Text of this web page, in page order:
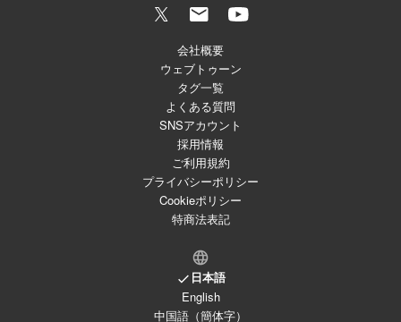
会社概要
ウェブトゥーン
タグ一覧
よくある質問
SNSアカウント
採用情報
ご利用規約
プライバシーポリシー
Cookieポリシー
特商法表記
日本語
English
中国語（簡体字）